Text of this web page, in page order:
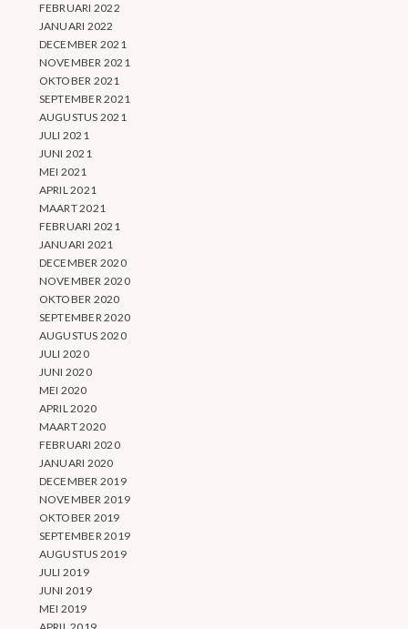
FEBRUARI 2022
JANUARI 2022
DECEMBER 2021
NOVEMBER 2021
OKTOBER 2021
SEPTEMBER 2021
AUGUSTUS 2021
JULI 2021
JUNI 2021
MEI 2021
APRIL 2021
MAART 2021
FEBRUARI 2021
JANUARI 2021
DECEMBER 2020
NOVEMBER 2020
OKTOBER 2020
SEPTEMBER 2020
AUGUSTUS 2020
JULI 2020
JUNI 2020
MEI 2020
APRIL 2020
MAART 2020
FEBRUARI 2020
JANUARI 2020
DECEMBER 2019
NOVEMBER 2019
OKTOBER 2019
SEPTEMBER 2019
AUGUSTUS 2019
JULI 2019
JUNI 2019
MEI 2019